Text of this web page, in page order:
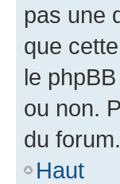
pas une
que
le
ou non.
du forum.
Haut